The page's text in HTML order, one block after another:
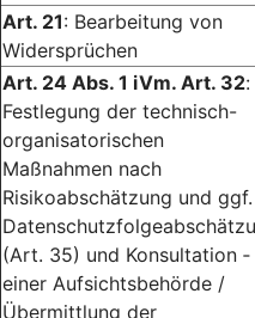
Art. 21: Bearbeitung von
Widersprüchen
Art. 24 Abs. 1 iVm. Art. 32:
Festlegung der technisch-
organisatorischen
Maßnahmen nach
Risikoabschätzung und ggf.
(Art. 35) und Konsultation ­
einer Aufsichtsbehörde /
Übermittlung der